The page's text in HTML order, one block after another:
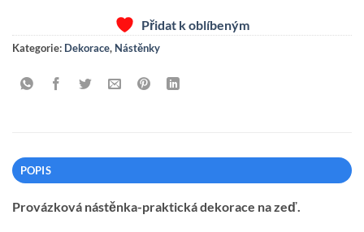
Přidat k oblíbeným
Kategorie: Dekorace, Nástěnky
POPIS
Provázková nástěnka-praktická dekorace na zeď.